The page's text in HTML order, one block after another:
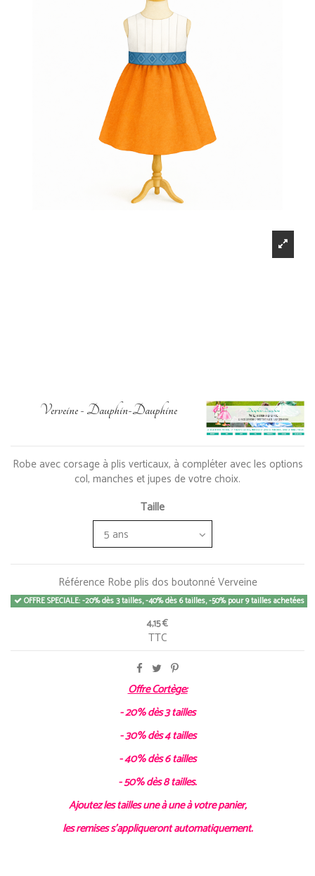
Verveine - Dauphin-Dauphine
Robe avec corsage à plis verticaux, à compléter avec les options
col, manches et jupes de votre choix.
Taille
Référence Robe plis dos boutonné Verveine
OFFRE SPECIALE: -20% dès 3 tailles, -40% dès 6 tailles, -50% pour 9 tailles achetées
4,15 €
TTC
Offre Cortège:
- 20% dès 3 tailles
- 30% dès 4 tailles
- 40% dès 6 tailles
- 50% dès 8 tailles.
Ajoutez les tailles une à une à votre panier,
les remises s'appliqueront automatiquement.